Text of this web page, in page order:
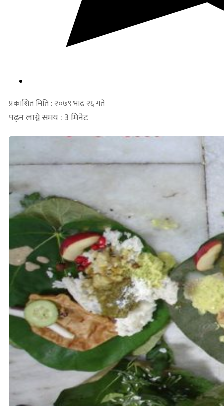
प्रकाशित मिति : २०७९ भाद्र २६ गते
पढ्न लाग्ने समय : 3 मिनेट